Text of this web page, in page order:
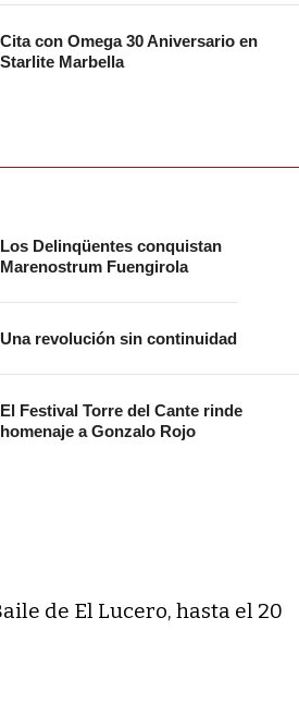
Cita con Omega 30 Aniversario en
Starlite Marbella
Los Delinqüentes conquistan
Marenostrum Fuengirola
Una revolución sin continuidad
El Festival Torre del Cante rinde
homenaje a Gonzalo Rojo
de El Lucero, hasta el 20